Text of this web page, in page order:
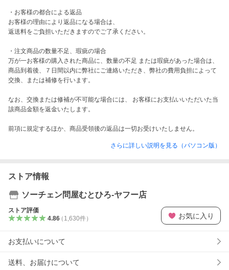
・お客様の都合による返品
お客様の理由により返品になる場合は、
返送料をご負担いただきますのでご了承ください。
・注文商品の数量不足、瑕疵の場合
万が一お客様の購入された商品に、数量の不足 または瑕疵があった場合は、
商品到着後、７日間以内に弊社にご連絡いただき、弊社の費用負担によって
交換、または補修を行います。
なお、交換または修補が不可能な場合には、 お客様にお支払いいただいた当
該商品金額を返金いたします。
前項に規定するほか、商品受領後の返品は一切お受けいたしません。
さらに詳しい説明を見る（パソコン版）
ストア情報
ソーチェン問屋むとひろ-ヤフー店
ストア評価
4.86（ 1,630件） お気に入り
お支払いについて
送料、お届けについて